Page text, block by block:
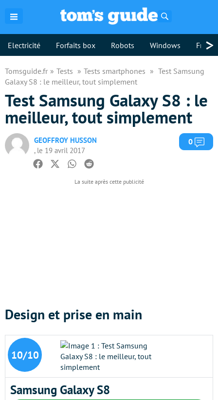
Electricité Forfaits box Robots Windows >
Tomsguide.fr Tests Tests smartphones
Test Samsung
Galaxy S8 : le meilleur, tout simplement
Test Samsung Galaxy S8 : le
meilleur, tout simplement
GEOFFROY HUSSON
, le 19 avril 2017
0
Facebook
TwitterWhatsapp
Reddit
Design et prise en main
10/10
Samsung Galaxy S8